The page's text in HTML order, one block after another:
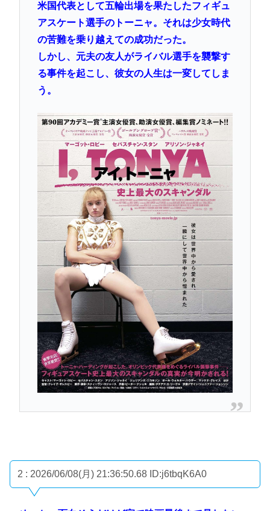
米国代表として五輪出場を果たしたフィギュ
アスケート選手のトーニャ。それは少女時代
の苦難を乗り越えての成功だった。
しかし、元夫の友人がライバル選手を襲撃す
る事件を起こし、彼女の人生は一変してしま
う。
2 : 2026/06/08(月) 21:36:50.68 ID:j6tbqK6A0